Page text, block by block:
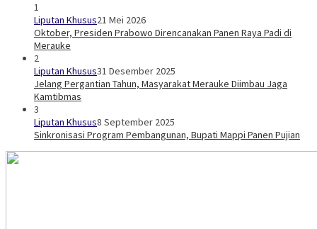
1
Liputan Khusus21 Mei 2026
Oktober, Presiden Prabowo Direncanakan Panen Raya Padi di
Merauke
2
Liputan Khusus31 Desember 2025
Jelang Pergantian Tahun, Masyarakat Merauke Diimbau Jaga
Kamtibmas
3
Liputan Khusus8 September 2025
Sinkronisasi Program Pembangunan, Bupati Mappi Panen Pujian